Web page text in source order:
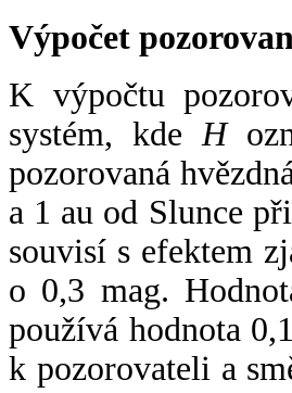
Výpočet
K výpočtu
systém, kde H
pozorovaná
a 1 au od Slunce
souvisí s efektem
o 0,3 mag.
používá hodnota
k pozorovateli a